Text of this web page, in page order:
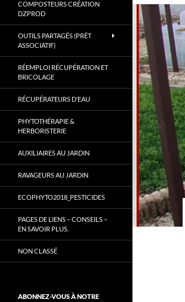
Gard.
COMPOSTEURS CRÉATION
DZPROD
OUTILS PARTAGÉS (PRÊT
ASSOCIATIF)
RÉEMPLOI RÉCUPÉRATION ET
BRICOLAGE
RÉCUPÉRATEURS D’EAU
PHYTOTHÉRAPIE &
HERBORISTERIE
AUXILIAIRES AU JARDIN
RAVAGEURS AU JARDIN
ECOPHYTO2018_PESTICIDES
PAGES DE LIENS – CONSEILS –
EN SAVOIR PLUS.
NON CLASSÉ
ABONNEZ-VOUS À NOTRE